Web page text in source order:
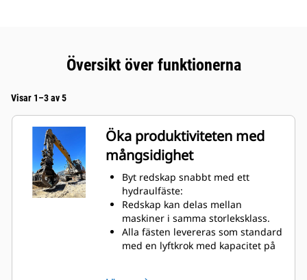
Översikt över funktionerna
Visar 1–3 av 5
Öka produktiviteten med
mångsidighet
Byt redskap snabbt med ett
hydraulfäste:
Redskap kan delas mellan
maskiner i samma storleksklass.
Alla fästen levereras som standard
med en lyftkrok med kapacitet på